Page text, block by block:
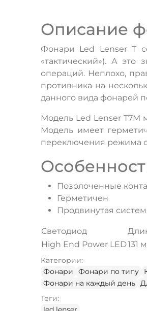
Описание
Фонари Led Lenser T
«тактический»). А
операций. Неплохо,
противника на
данного вида фонарей
Модель Led Lenser T7M
Модель имеет
переключения режима
Позолоченные
Герметичен
Продвинутая
Светодиод
High End Power LED131
Категории:
Фонари
Фонари по типу
Фонари на каждый день
Теги: